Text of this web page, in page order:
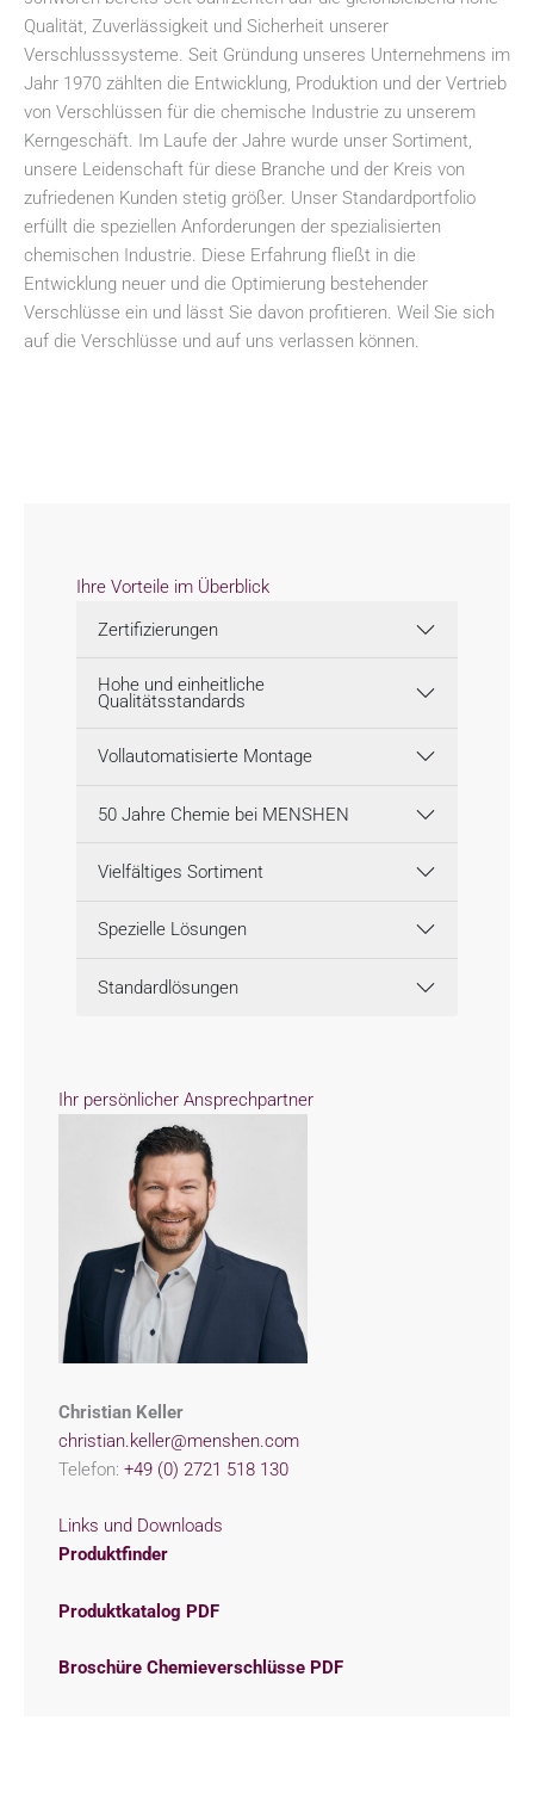
Qualität, Zuverlässigkeit und Sicherheit unserer
Verschlusssysteme. Seit Gründung unseres Unternehmens im
Jahr 1970 zählten die Entwicklung, Produktion und der Vertrieb
von Verschlüssen für die chemische Industrie zu unserem
Kerngeschäft. Im Laufe der Jahre wurde unser Sortiment,
unsere Leidenschaft für diese Branche und der Kreis von
zufriedenen Kunden stetig größer. Unser Standardportfolio
erfüllt die speziellen Anforderungen der spezialisierten
chemischen Industrie. Diese Erfahrung fließt in die
Entwicklung neuer und die Optimierung bestehender
Verschlüsse ein und lässt Sie davon profitieren. Weil Sie sich
auf die Verschlüsse und auf uns verlassen können.
Ihre Vorteile im Überblick
Zertifizierungen
Hohe und einheitliche
Qualitätsstandards
Vollautomatisierte Montage
50 Jahre Chemie bei MENSHEN
Vielfältiges Sortiment
Spezielle Lösungen
Standardlösungen
Ihr persönlicher Ansprechpartner
Christian Keller
christian.keller@menshen.com
Telefon:+49 (0) 2721 518 130
Links und Downloads
Produktfinder
Produktkatalog PDF
Broschüre Chemieverschlüsse PDF